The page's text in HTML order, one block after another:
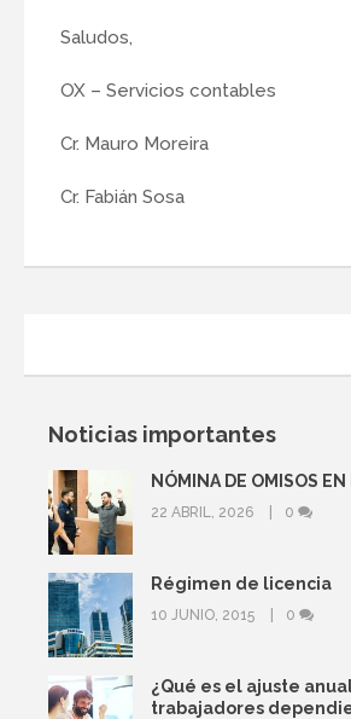
Saludos,
OX – Servicios contables
Cr. Mauro Moreira
Cr. Fabián Sosa
Noticias importantes
NÓMINA DE OMISOS EN
22 ABRIL, 2026 0
Régimen de licencia
10 JUNIO, 2015 0
¿Qué es el ajuste
trabajadores